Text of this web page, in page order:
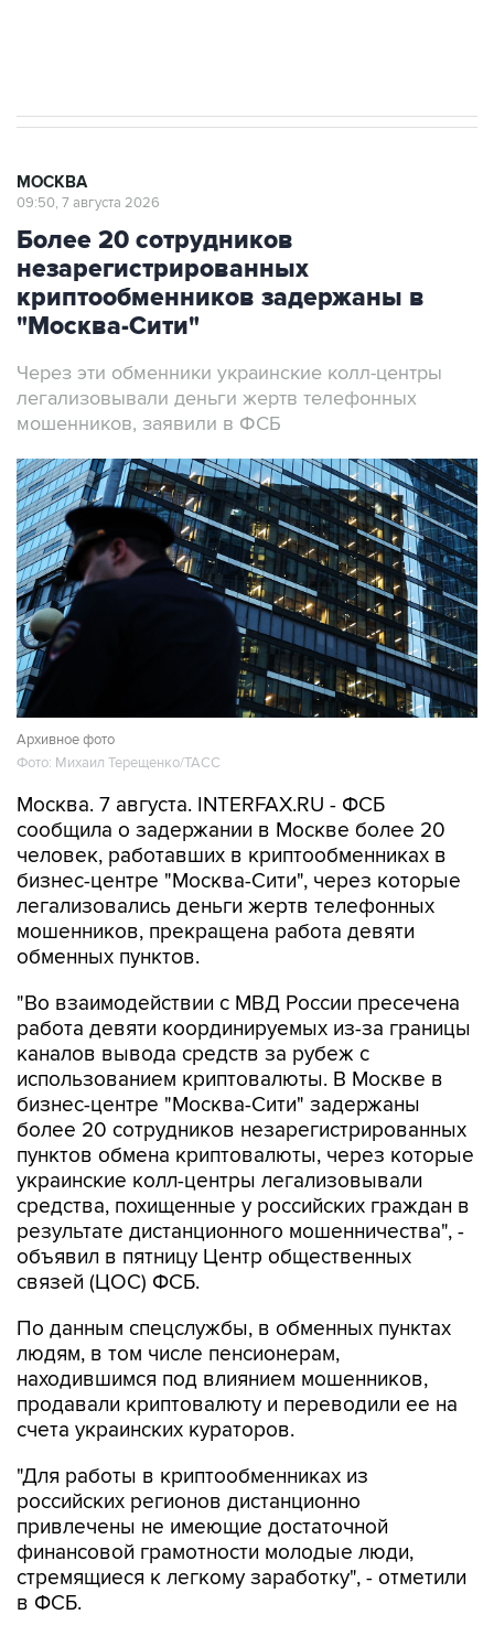
МОСКВА
09:50, 7 августа 2026
Более 20 сотрудников
незарегистрированных
криптообменников задержаны в
"Москва-Сити"
Через эти обменники украинские колл-центры
легализовывали деньги жертв телефонных
мошенников, заявили в ФСБ
Архивное фото
Фото: Михаил Терещенко/ТАСС
Москва. 7 августа. INTERFAX.RU - ФСБ
сообщила о задержании в Москве более 20
человек, работавших в криптообменниках в
бизнес-центре "Москва-Сити", через которые
легализовались деньги жертв телефонных
мошенников, прекращена работа девяти
обменных пунктов.
"Во взаимодействии с МВД России пресечена
работа девяти координируемых из-за границы
каналов вывода средств за рубеж с
использованием криптовалюты. В Москве в
бизнес-центре "Москва-Сити" задержаны
более 20 сотрудников незарегистрированных
пунктов обмена криптовалюты, через которые
украинские колл-центры легализовывали
средства, похищенные у российских граждан в
результате дистанционного мошенничества", -
объявил в пятницу Центр общественных
связей (ЦОС) ФСБ.
По данным спецслужбы, в обменных пунктах
людям, в том числе пенсионерам,
находившимся под влиянием мошенников,
продавали криптовалюту и переводили ее на
счета украинских кураторов.
"Для работы в криптообменниках из
российских регионов дистанционно
привлечены не имеющие достаточной
финансовой грамотности молодые люди,
стремящиеся к легкому заработку", - отметили
в ФСБ.